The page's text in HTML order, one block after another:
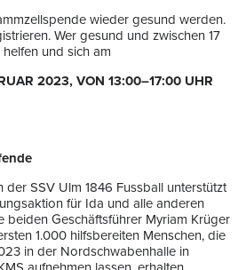
wieder gesund werden.
Wer gesund und zwischen 17
und sich am
2023, VON 13:00–17:00 UHR
SSV Ulm 1846 Fussball unterstützt
für Ida und alle anderen
beiden Geschäftsführer Myriam Krüger
1.000 hilfsbereiten Menschen, die
in der Nordschwabenhalle in